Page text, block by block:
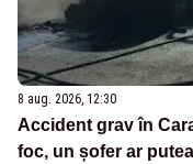
8 aug. 2026, 12:30
Accident grav în
foc, un șofer ar